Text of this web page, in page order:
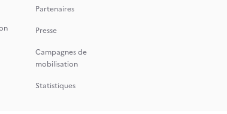
Partenaires
Presse
Campagnes de
mobilisation
Statistiques